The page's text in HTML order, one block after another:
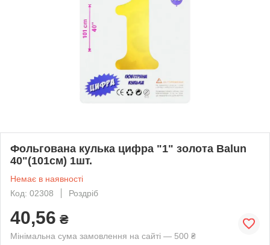
Фольгована кулька цифра "1" золота Balun
40"(101см) 1шт.
Немає в наявності
Код: 02308
Роздріб
40,56 ₴
Мінімальна сума замовлення на сайті — 500 ₴